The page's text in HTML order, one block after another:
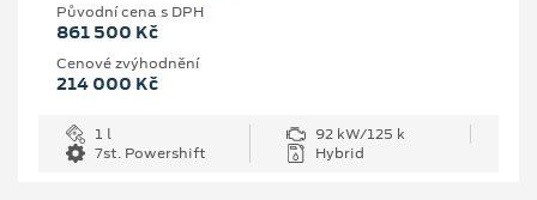
Původní cena s DPH
861 500 Kč
Cenové zvýhodnění
214 000 Kč
1 l
92 kW/125 k
7st. Powershift
Hybrid